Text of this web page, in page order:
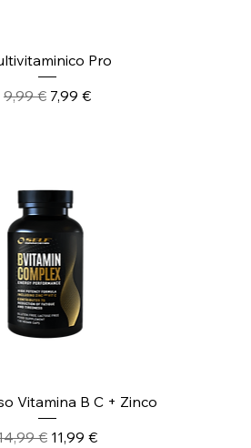
Pro
Prezzo regolare
9,99 € Prezzo scontato
7,99 €
Vitamina B C + Zinco
regolare
€ Prezzo scontato
11,99 €